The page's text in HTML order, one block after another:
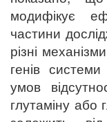
модифікує
частини
різні
генів системи
умов
глутаміну або